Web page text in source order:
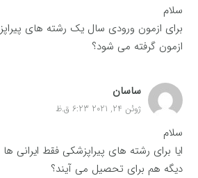
سلام
برای ازمون ورودی سال یک رشته های
ازمون گرفته می شود؟
ساسان
ژوئن 24, 2021 6:23 ق.ظ
سلام
ایا برای رشته های پیراپزشکی فقط ایرانی ها
دیگه هم برای تحصیل می آیند؟